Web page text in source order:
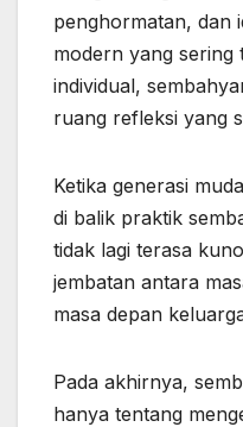
penghormatan, dan
modern yang sering
individual,
ruang refleksi yang
Ketika generasi
di balik praktik
tidak lagi terasa
jembatan antara
masa depan
Pada akhirnya,
hanya tentang